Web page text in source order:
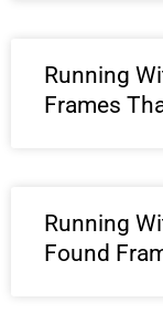
Running
Frames
Running
Found